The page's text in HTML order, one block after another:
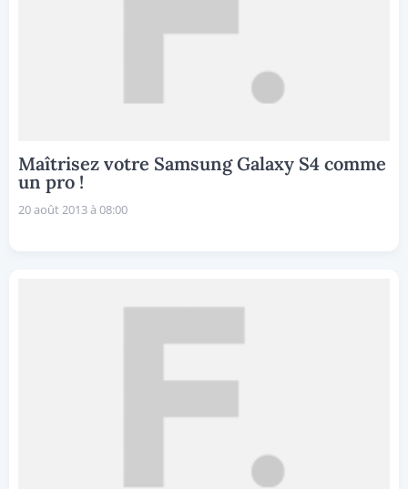
Maîtrisez votre Samsung Galaxy S4 comme
un pro !
20 août 2013 à 08:00